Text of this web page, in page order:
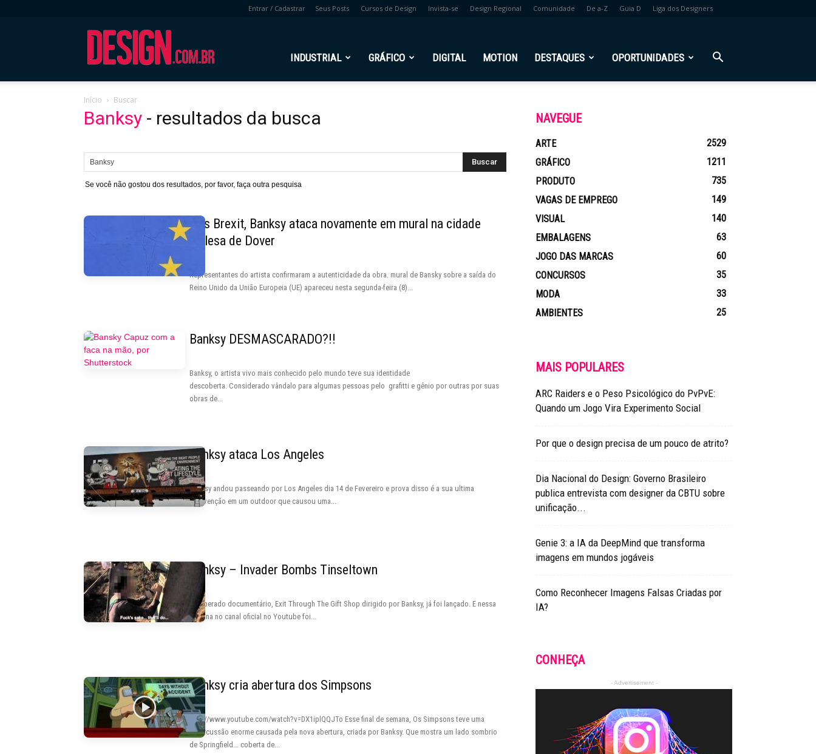
Entrar / Cadastrar Seus Posts Cursos de Design Invista-se Design Regional Comunidade De a-Z Guia D Liga dos Designers
INDUSTRIAL GRÁFICO DIGITAL MOTION DESTAQUES OPORTUNIDADES
Início Buscar
Banksy - resultados da busca
Se você não gostou dos resultados, por favor, faça outra pesquisa
Pós Brexit, Banksy ataca novamente em mural na cidade
inglesa de Dover
Representantes do artista confirmaram a autenticidade da obra. mural de Bansky sobre a saída do
Reino Unido da União Europeia (UE) apareceu nesta segunda-feira (8)...
Banksy DESMASCARADO?!!
Banksy, o artista vivo mais conhecido pelo mundo teve sua identidade
descoberta. Considerado vândalo para algumas pessoas pelo grafitti e gênio por outras por suas
obras de...
Banksy ataca Los Angeles
Banksy andou passeando por Los Angeles dia 14 de Fevereiro e prova disso é a sua ultima
intervenção em um outdoor que causou uma...
Banksy – Invader Bombs Tinseltown
O esperado documentário, Exit Through The Gift Shop dirigido por Banksy, já foi lançado. E nessa
semana no canal oficial no Youtube foi...
Banksy cria abertura dos Simpsons
http://www.youtube.com/watch?v=DX1iplQQJTo Esse final de semana, Os Simpsons teve uma
repercussão enorme causada pela nova abertura, criada por Banksy. Que mostra um lado sombrio
de Springfield... coberta de...
NAVEGUE
ARTE
2529
GRÁFICO
1211
PRODUTO
735
VAGAS DE EMPREGO
149
VISUAL
140
EMBALAGENS
63
JOGO DAS MARCAS
60
CONCURSOS
35
MODA
33
AMBIENTES
25
MAIS POPULARES
ARC Raiders e o Peso Psicológico do PvPvE:
Quando um Jogo Vira Experimento Social
Por que o design precisa de um pouco de atrito?
Dia Nacional do Design: Governo Brasileiro
publica entrevista com designer da CBTU sobre
unificação...
Genie 3: a IA da DeepMind que transforma
imagens em mundos jogáveis
Como Reconhecer Imagens Falsas Criadas por
IA?
CONHEÇA
- Advertisement -